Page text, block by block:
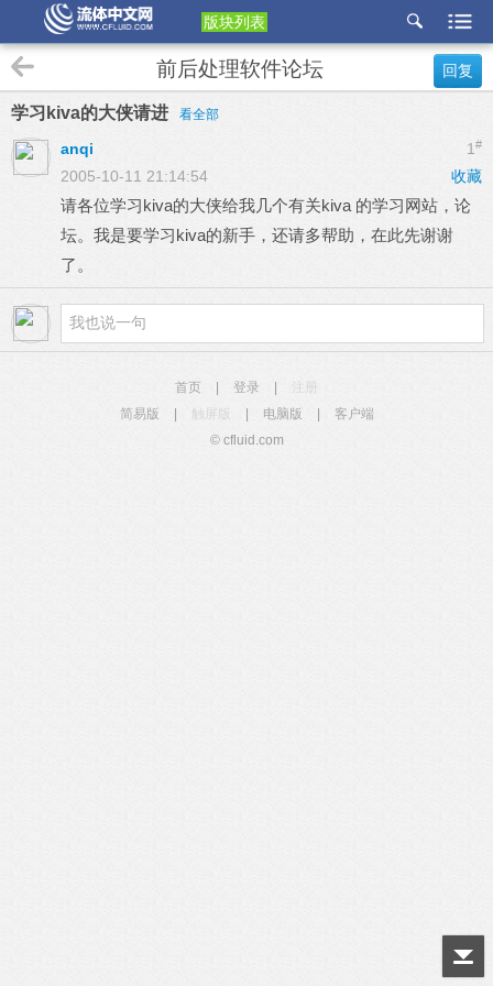
版块列表
etu
p
回复
前后处理软件论坛
学习kiva的大侠请进 看全部
1 #
anqi
收藏
2005-10-11 21:14:54
请各位学习kiva的大侠给我几个有关kiva 的学习网站，论
坛。我是要学习kiva的新手，还请多帮助，在此先谢谢
了。
首页 登录
简易版
触屏版 电脑版
客户端
© cfluid.com